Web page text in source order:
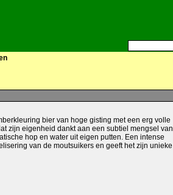
bier van hoge gisting met een erg volle
zijn eigenheid dankt aan een subtiel mengsel van
hop en water uit eigen putten. Een intense
van de moutsuikers en geeft het zijn unieke